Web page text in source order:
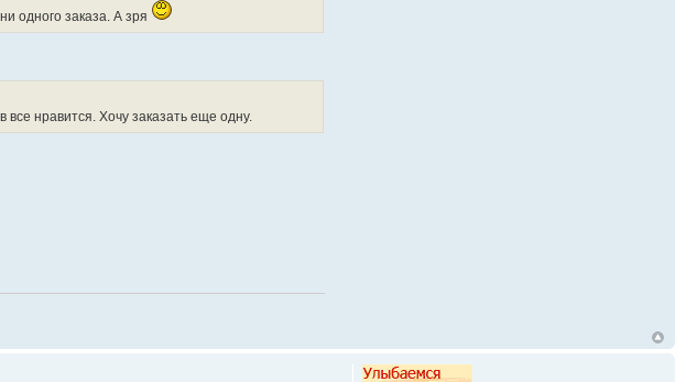
одного заказа. А зря
нравится. Хочу заказать еще одну.